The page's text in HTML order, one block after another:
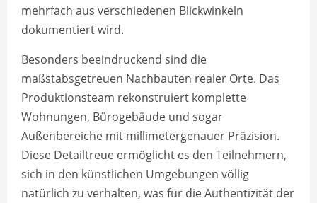
mehrfach aus verschiedenen Blickwinkeln
dokumentiert wird.
Besonders beeindruckend sind die
maßstabsgetreuen Nachbauten realer Orte. Das
Produktionsteam rekonstruiert komplette
Wohnungen, Bürogebäude und sogar
Außenbereiche mit millimetergenauer Präzision.
Diese Detailtreue ermöglicht es den Teilnehmern,
sich in den künstlichen Umgebungen völlig
natürlich zu verhalten, was für die Authentizität der